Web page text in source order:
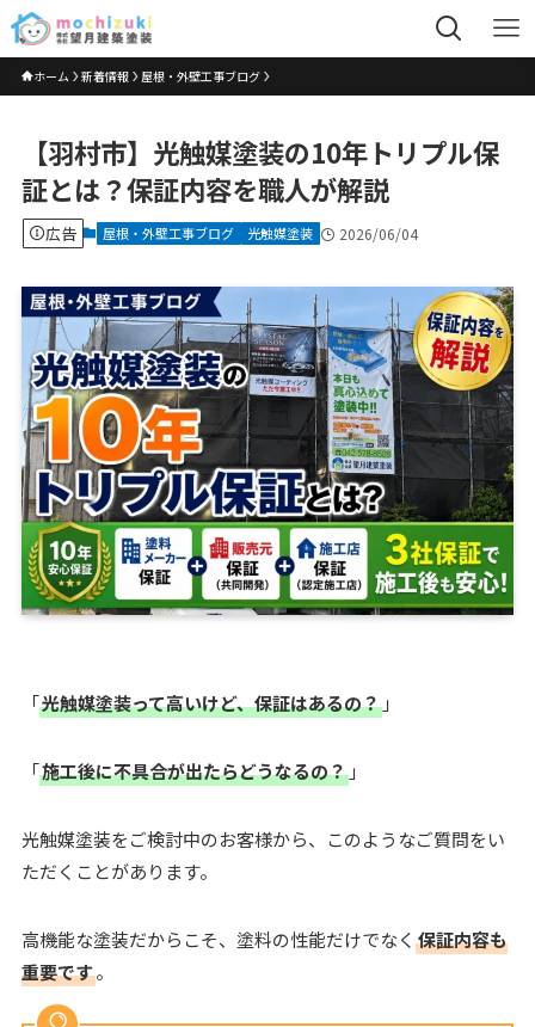
ホーム 新着情報 屋根・外壁工事ブログ
【羽村市】光触媒塗装の10年トリプル保
証とは？保証内容を職人が解説
広告 屋根・外壁工事ブログ 光触媒塗装 2026/06/04
「光触媒塗装って高いけど、保証はあるの？」
「施工後に不具合が出たらどうなるの？」
光触媒塗装をご検討中のお客様から、このようなご質問をい
ただくことがあります。
高機能な塗装だからこそ、塗料の性能だけでなく 保証内容も
重要です。